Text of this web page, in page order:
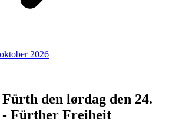
2026
den lørdag den 24.
- Fürther Freiheit